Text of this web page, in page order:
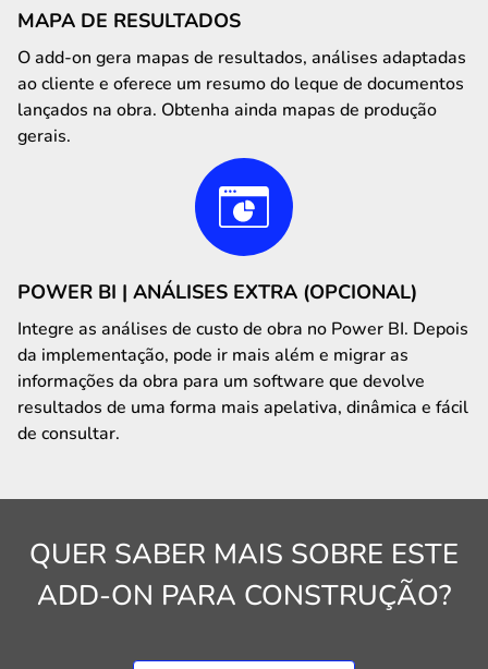
MAPA DE RESULTADOS
O add-on gera mapas de resultados, análises adaptadas
ao cliente e oferece um resumo do leque de documentos
lançados na obra. Obtenha ainda mapas de produção
gerais.
POWER BI | ANÁLISES EXTRA (OPCIONAL)
Integre as análises de custo de obra no Power BI. Depois
da implementação, pode ir mais além e migrar as
informações da obra para um software que devolve
resultados de uma forma mais apelativa, dinâmica e fácil
de consultar.
QUER SABER MAIS SOBRE ESTE
ADD-ON PARA CONSTRUÇÃO?